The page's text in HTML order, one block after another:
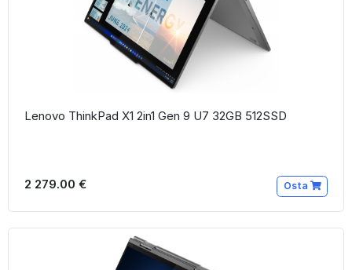
Lenovo ThinkPad X1 2in1 Gen 9 U7 32GB 512SSD
2 279.00 € Osta